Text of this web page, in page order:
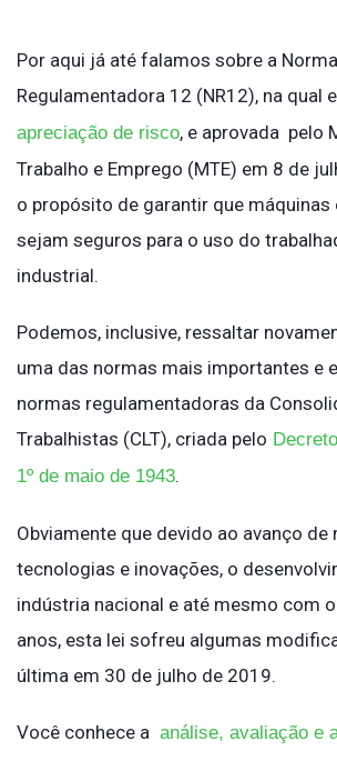
Por aqui já até falamos sobre a Norma
Regulamentadora 12 (NR12), na qual
apreciação de risco, e aprovada pelo
Trabalho e Emprego (MTE) em 8 de
o propósito de garantir que máquinas
sejam seguros para o uso do
industrial.
Podemos, inclusive, ressaltar
uma das normas mais importantes e
normas regulamentadoras da
Trabalhistas (CLT), criada pelo
1º de maio de 1943.
Obviamente que devido ao avanço de
tecnologias e inovações, o
indústria nacional e até mesmo com
anos, esta lei sofreu algumas
última em 30 de julho de 2019.
Você conhece a análise, avaliação e